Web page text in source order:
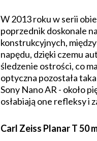
W 2013 roku w serii
poprzednik doskonale
konstrukcyjnych,
napędu, dzięki czemu
śledzenie ostrości, co
optyczna pozostała
Sony Nano AR - około
osłabiają one refleksy
Carl Zeiss Planar T 50